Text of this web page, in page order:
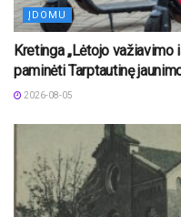
ĮDOMU
Kretinga „Lėtojo
paminėti Tarptautinę
2026-08-05